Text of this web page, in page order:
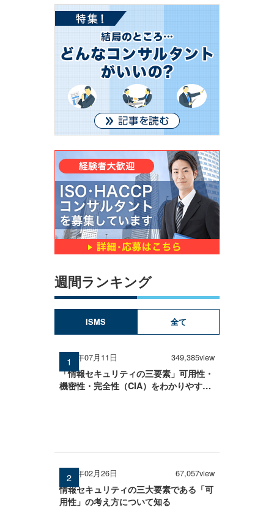
週間ランキング
ISMS 全て
2025年07月11日 349,385view
「情報セキュリティの三要素」可用性・
機密性・完全性（CIA）をわかりやすく
2026年02月26日 67,057view
情報セキュリティの三大要素である「可
用性」の考え方について知る